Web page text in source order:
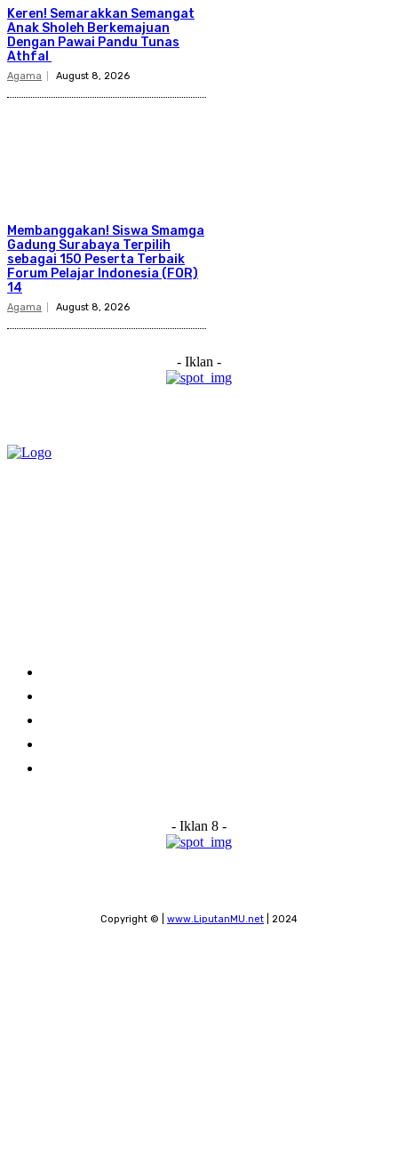
Keren! Semarakkan Semangat
Anak Sholeh Berkemajuan
Dengan Pawai Pandu Tunas
Athfal
Agama August 8, 2026
Membanggakan! Siswa Smamga
Gadung Surabaya Terpilih
sebagai 150 Peserta Terbaik
Forum Pelajar Indonesia (FOR)
14
Agama August 8, 2026
- Iklan -
- Iklan 8 -
Copyright © | www.LiputanMU.net | 2024